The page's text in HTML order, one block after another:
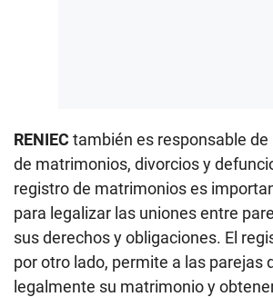
RENIEC también es responsable
de matrimonios, divorcios y
registro de matrimonios es
para legalizar las uniones entre
sus derechos y obligaciones. El
por otro lado, permite a las parejas
legalmente su matrimonio y